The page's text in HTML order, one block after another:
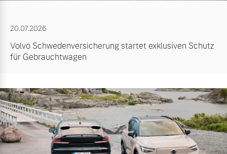
20.07.2026
Volvo Schwedenversicherung startet exklusiven Schutz
für Gebrauchtwagen